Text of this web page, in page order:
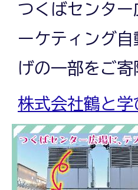
つくばセンタ
ーケティング
げの一部をご寄
株式会社鶴と